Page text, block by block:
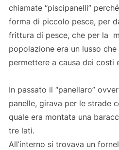
chiamate “piscipanelli”
forma di piccolo pesce, per
frittura di pesce, che per la
popolazione era un lusso
permettere a causa dei costi
In passato il “panellaro”
panelle, girava per le strade
quale era montata una
tre lati.
All’interno si trovava un